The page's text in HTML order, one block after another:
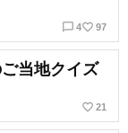
chat_bubble_outline 4favorite_border 97
当地クイズ
favorite_border 21